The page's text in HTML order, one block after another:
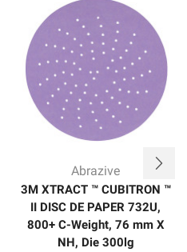
Abrazive
3M XTRACT ™ CUBITRON ™
II DISC DE PAPER 732U,
800+ C-Weight, 76 mm X
NH, Die 300lg